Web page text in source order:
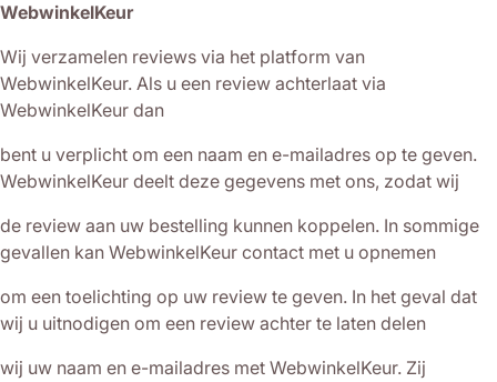
WebwinkelKeur
Wij verzamelen reviews via het platform van
WebwinkelKeur. Als u een review achterlaat via
WebwinkelKeur dan
bent u verplicht om een naam en e-mailadres op te geven.
WebwinkelKeur deelt deze gegevens met ons, zodat wij
de review aan uw bestelling kunnen koppelen. In sommige
gevallen kan WebwinkelKeur contact met u opnemen
om een toelichting op uw review te geven. In het geval dat
wij u uitnodigen om een review achter te laten delen
wij uw naam en e-mailadres met WebwinkelKeur. Zij